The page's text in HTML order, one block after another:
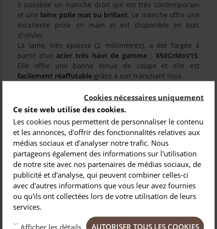
Cookies nécessaires uniquement
Ce site web utilise des cookies.
Les cookies nous permettent de personnaliser le contenu
et les annonces, d'offrir des fonctionnalités relatives aux
médias sociaux et d'analyser notre trafic. Nous
partageons également des informations sur l'utilisation
de notre site avec nos partenaires de médias sociaux, de
publicité et d'analyse, qui peuvent combiner celles-ci
avec d'autres informations que vous leur avez fournies
ou qu'ils ont collectées lors de votre utilisation de leurs
services.
AUTORISER TOUS LES COOKIES
Afficher les détails
Il possède un manche droit qui est très contemporain
et une lame polie mat ou brillant. Le manche offre une
excellente prise en main et est disponible en bois
d'olivier.
La lame, très épaisse (2 millimètres), a été forgée à
partir d’un acier très haut de gamme: X50CrMoV15.
Elle offre une bonne tenue de coupe et elle est
facilement réaffutable grâce à son tranchant lisse.
DÉTAILS DU PRODUIT
#claudedozorme